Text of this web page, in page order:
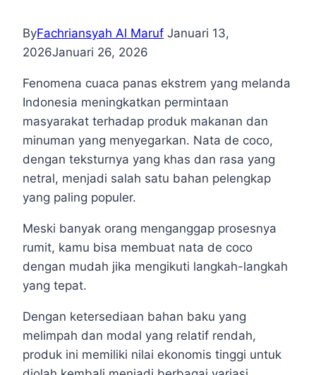
ByFachriansyah Al Maruf Januari 13,
2026Januari 26, 2026
Fenomena cuaca panas ekstrem yang melanda
Indonesia meningkatkan permintaan
masyarakat terhadap produk makanan dan
minuman yang menyegarkan. Nata de coco,
dengan teksturnya yang khas dan rasa yang
netral, menjadi salah satu bahan pelengkap
yang paling populer.
Meski banyak orang menganggap prosesnya
rumit, kamu bisa membuat nata de coco
dengan mudah jika mengikuti langkah-langkah
yang tepat.
Dengan ketersediaan bahan baku yang
melimpah dan modal yang relatif rendah,
produk ini memiliki nilai ekonomis tinggi untuk